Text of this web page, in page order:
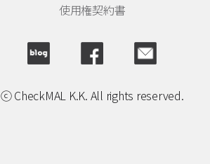
使用権契約書
ⓒ CheckMAL K.K. All rights reserved.